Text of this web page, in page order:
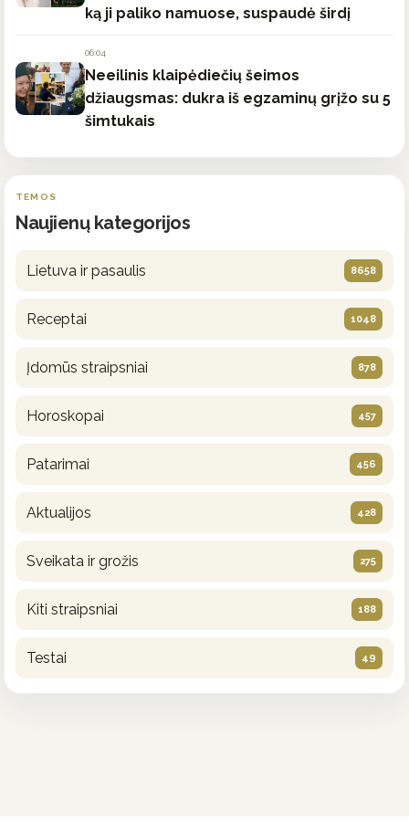
ką ji paliko namuose, suspaudė širdį
06:04
Neeilinis klaipėdiečių šeimos
džiaugsmas: dukra iš egzaminų grįžo su 5
šimtukais
TEMOS
Naujienų kategorijos
Lietuva ir pasaulis 8658
Receptai 1048
Įdomūs straipsniai 878
Horoskopai 457
Patarimai 456
Aktualijos 428
Sveikata ir grožis 275
Kiti straipsniai 188
Testai 49